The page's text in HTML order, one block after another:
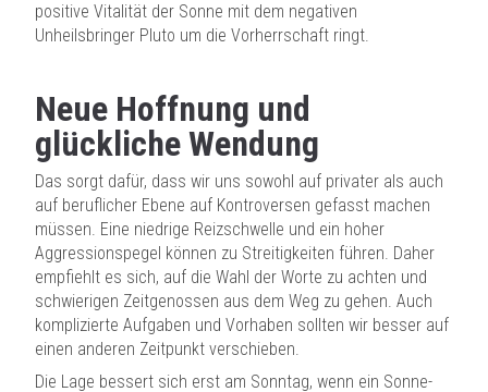
positive Vitalität der Sonne mit dem negativen
Unheilsbringer Pluto um die Vorherrschaft ringt.
Neue Hoffnung und
glückliche Wendung
Das sorgt dafür, dass wir uns sowohl auf privater als auch
auf beruflicher Ebene auf Kontroversen gefasst machen
müssen. Eine niedrige Reizschwelle und ein hoher
Aggressionspegel können zu Streitigkeiten führen. Daher
empfiehlt es sich, auf die Wahl der Worte zu achten und
schwierigen Zeitgenossen aus dem Weg zu gehen. Auch
komplizierte Aufgaben und Vorhaben sollten wir besser auf
einen anderen Zeitpunkt verschieben.
Die Lage bessert sich erst am Sonntag, wenn ein Sonne-